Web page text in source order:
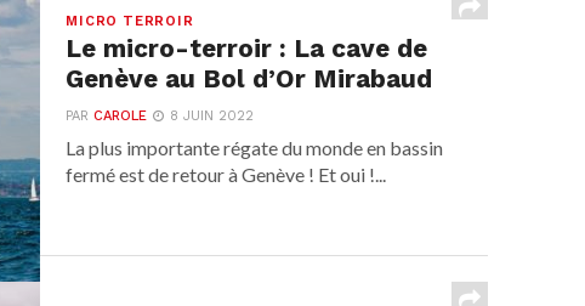
MICRO TERROIR
Le micro-terroir : La cave de
Genève au Bol d’Or Mirabaud
PARCAROLE 8 JUIN 2022
La plus importante régate du monde en bassin
fermé est de retour à Genève ! Et oui !...